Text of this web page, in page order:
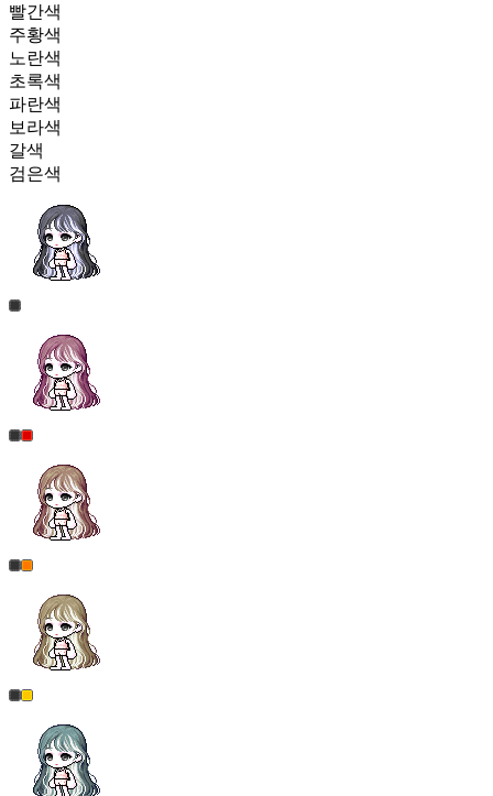
빨간색
주황색
노란색
초록색
파란색
보라색
갈색
검은색